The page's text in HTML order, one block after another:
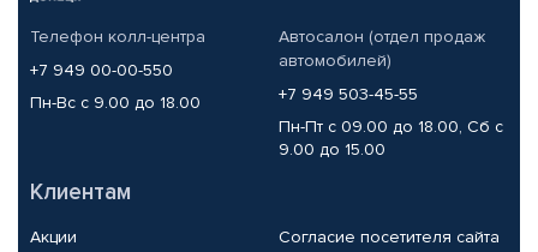
Телефон колл-центра
+7 949 00-00-550
Пн-Вс с 9.00 до 18.00
Автосалон (отдел продаж
автомобилей)
+7 949 503-45-55
Пн-Пт с 09.00 до 18.00, Сб с
9.00 до 15.00
Клиентам
Акции
Согласие посетителя сайта